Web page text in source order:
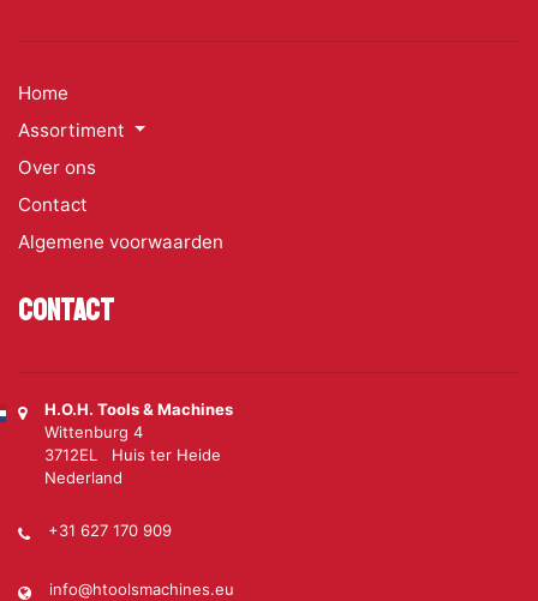
Home
Assortiment
Over ons
Contact
Algemene voorwaarden
Contact
H.O.H. Tools & Machines
Wittenburg 4
3712EL Huis ter Heide
Nederland
+31 627 170 909
info@htoolsmachines.eu